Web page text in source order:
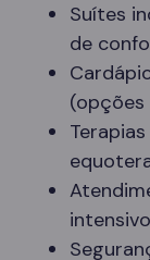
Suítes
de